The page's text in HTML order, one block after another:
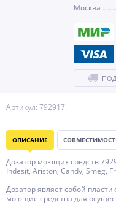
Артикул: 792917
Москва
ОПИСАНИЕ
Дозатор моющих средств
Indesit, Ariston, Candy, Smeg,
Дозатор являет собой
моющие средства для